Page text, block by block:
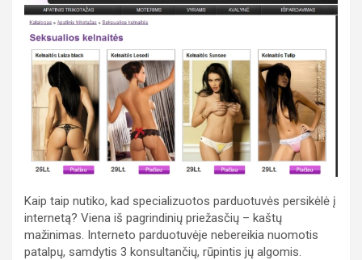
Kaip taip nutiko, kad specializuotos parduotuvės persikėlė į
internetą? Viena iš pagrindinių priežasčių – kaštų
mažinimas. Interneto parduotuvėje nebereikia nuomotis
patalpų, samdytis 3 konsultančių, rūpintis jų algomis.